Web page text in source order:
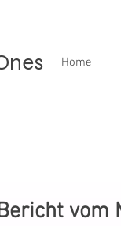
Home
vom